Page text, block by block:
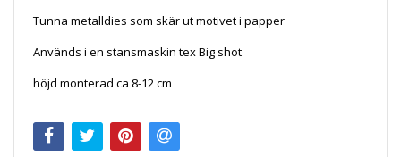
Tunna metalldies som skär ut motivet i papper
Används i en stansmaskin tex Big shot
höjd monterad ca 8-12 cm